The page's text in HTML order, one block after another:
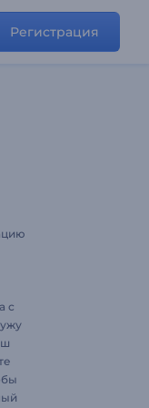
Регистрация
с